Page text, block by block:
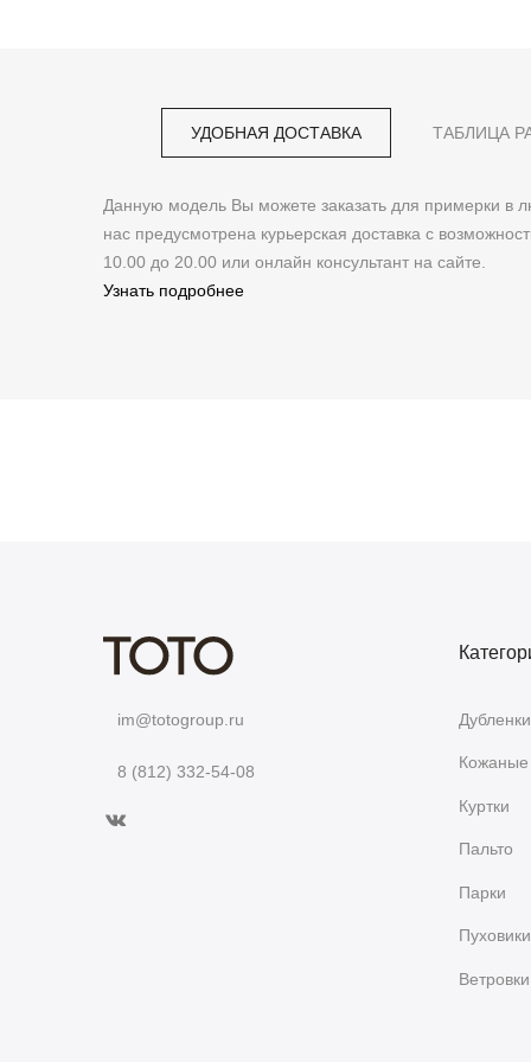
УДОБНАЯ ДОСТАВКА
Данную модель Вы можете заказать для примерки в
нас предусмотрена курьерская доставка с
10.00 до 20.00 или онлайн консультант на сайте.
Узнать подробнее
ТАБЛИЦА
im@totogroup.ru
8 (812) 332-54-08
Дубленки
Кожаные
Куртки
Пальто
Парки
Пуховики
Ветровки